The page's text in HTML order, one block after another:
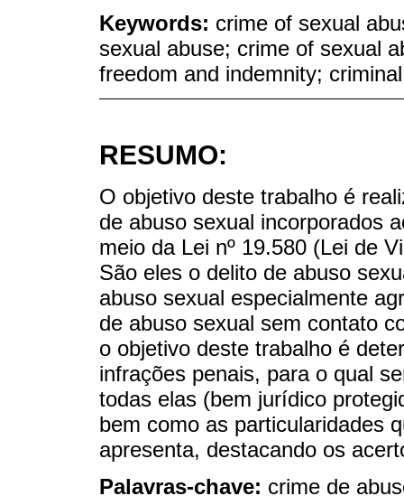
Keywords: crime of sexual
sexual abuse; crime of sexual
freedom and indemnity;
RESUMO:
O objetivo deste trabalho é
de abuso sexual incorporados
meio da Lei nº 19.580 (Lei de
São eles o delito de abuso
abuso sexual especialmente
de abuso sexual sem contato
o objetivo deste trabalho é
infrações penais, para o qual
todas elas (bem jurídico
bem como as particularidades
apresenta, destacando os
Palavras-chave: crime de